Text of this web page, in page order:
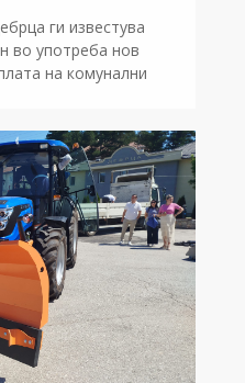
ги известува
во употреба нов
на комунални
своите фактури
на фактурата и e-
не го знае бројот